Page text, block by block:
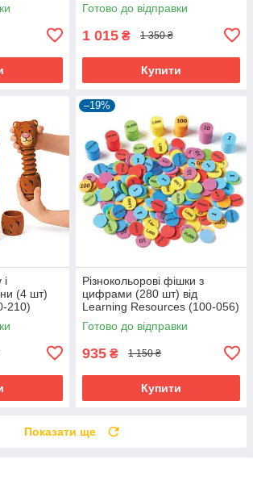
Готово до відправки
1 015 ₴ 1 350 ₴
Купити
(4 шт)
210)
–19%
Різнокольорові фішки з
цифрами (280 шт) від
Learning Resources (100-056)
Готово до відправки
935 ₴ 1 150 ₴
Купити
Показати ще